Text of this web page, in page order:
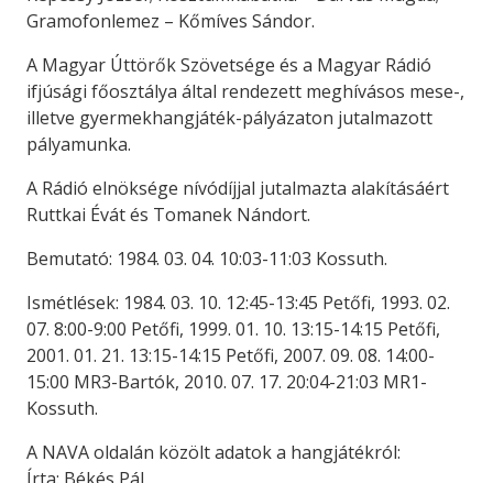
Gramofonlemez – Kőmíves Sándor.
A Magyar Úttörők Szövetsége és a Magyar Rádió
ifjúsági főosztálya által rendezett meghívásos mese-,
illetve gyermekhangjáték-pályázaton jutalmazott
pályamunka.
A Rádió elnöksége nívódíjjal jutalmazta alakításáért
Ruttkai Évát és Tomanek Nándort.
Bemutató: 1984. 03. 04. 10:03-11:03 Kossuth.
Ismétlések: 1984. 03. 10. 12:45-13:45 Petőfi, 1993. 02.
07. 8:00-9:00 Petőfi, 1999. 01. 10. 13:15-14:15 Petőfi,
2001. 01. 21. 13:15-14:15 Petőfi, 2007. 09. 08. 14:00-
15:00 MR3-Bartók, 2010. 07. 17. 20:04-21:03 MR1-
Kossuth.
A NAVA oldalán közölt adatok a hangjátékról: